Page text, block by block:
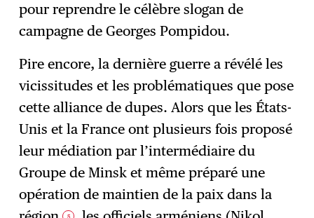
pour reprendre le célèbre slogan de
campagne de Georges Pompidou.
Pire encore, la dernière guerre a révélé les
vicissitudes et les problématiques que pose
cette alliance de dupes. Alors que les États-
Unis et la France ont plusieurs fois proposé
leur médiation par l’intermédiaire du
Groupe de Minsk et même préparé une
opération de maintien de la paix dans la